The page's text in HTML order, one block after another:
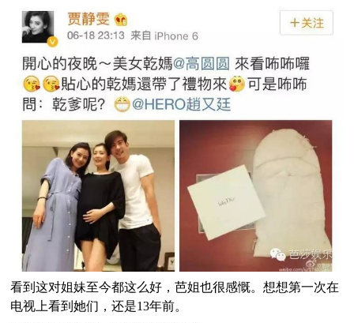
看到这对姐妹至今都这么好，芭姐也很感慨。想想第一次在
电视上看到她们，还是13年前。